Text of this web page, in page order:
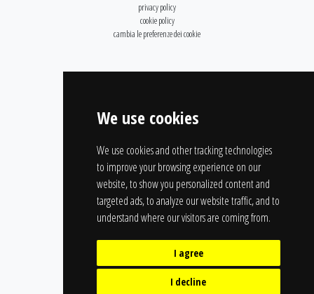
We use cookies
We use cookies and other tracking technologies
to improve your browsing experience on our
website, to show you personalized content and
targeted ads, to analyze our website traffic, and to
understand where our visitors are coming from.
I agree
I decline
privacy policy
cookie policy
cambia le preferenze dei cookie